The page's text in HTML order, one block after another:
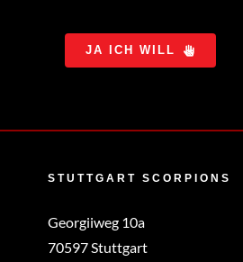
JA ICH WILL
STUTTGART SCORPIONS
Georgiiweg 10a
70597 Stuttgart